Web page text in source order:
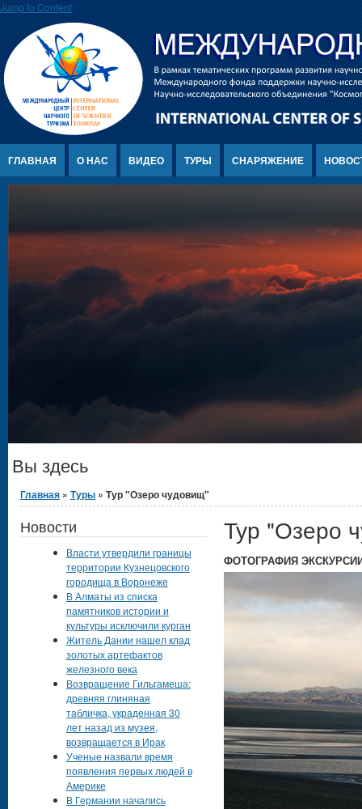
Jump to Content
ГЛАВНАЯ О НАС ВИДЕО ТУРЫ СНАРЯЖЕНИЕ
Вы здесь
Главная » Туры » Тур "Озеро чудовищ"
Тур "Озеро
ФОТОГРАФИЯ
Новости
Власти утвердили границы
территории Кузнецовского
городища в Воронеже
В Алматы из списка
памятников истории и
культуры исключили курган
Житель Дании нашел клад
золотых артефактов
железного века
Возвращение Гильгамеша:
древняя глиняная
табличка, украденная 30
лет назад из музея,
возвращается в Ирак
Ученые назвали время
появления первых людей в
Америке
В Германии начались